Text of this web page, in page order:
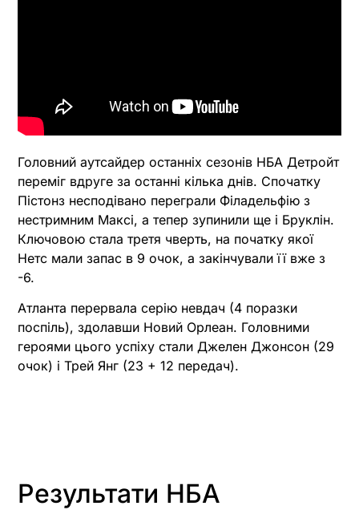
Головний аутсайдер останніх сезонів НБА Детройт
переміг вдруге за останні кілька днів. Спочатку
Пістонз несподівано переграли Філадельфію з
нестримним Максі, а тепер зупинили ще і Бруклін.
Ключовою стала третя чверть, на початку якої
Нетс мали запас в 9 очок, а закінчували її вже з
-6.
Атланта перервала серію невдач (4 поразки
поспіль), здолавши Новий Орлеан. Головними
героями цього успіху стали Джелен Джонсон (29
очок) і Трей Янг (23 + 12 передач).
Результати НБА